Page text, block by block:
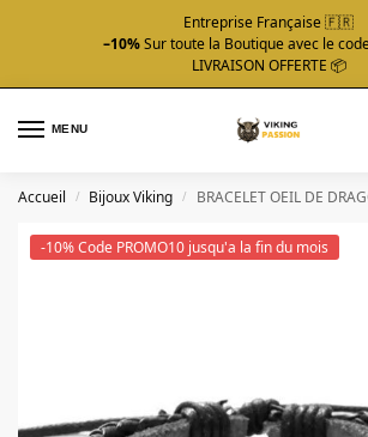
Entreprise Française 🇫🇷
–10%Sur toute la Boutique avec le
LIVRAISON OFFERTE 📦
MENU
Accueil / Bijoux Viking / BRACELET OEIL DE
-10% Code PROMO10 jusqu'a la fin du mois